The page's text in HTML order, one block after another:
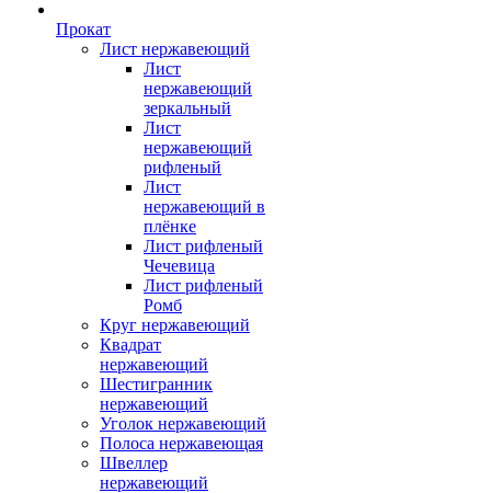
Прокат
Лист нержавеющий
Лист
нержавеющий
зеркальный
Лист
нержавеющий
рифленый
Лист
нержавеющий в
плёнке
Лист рифленый
Чечевица
Лист рифленый
Ромб
Круг нержавеющий
Квадрат
нержавеющий
Шестигранник
нержавеющий
Уголок нержавеющий
Полоса нержавеющая
Швеллер
нержавеющий